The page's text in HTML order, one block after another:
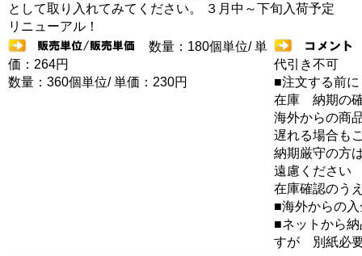
として取り入れてみてください。 ３月中～下旬入荷予定
リニューアル！
数量：180個単位/ 単
価：264円
数量：360個単位/ 単価：230円
代引き不可
■注文する前に
在庫 納期の
海外からの商
遅れる場合も
納期厳守の方
遠慮ください
在庫確認のう
■海外からの
■ネットから
すが 別紙必